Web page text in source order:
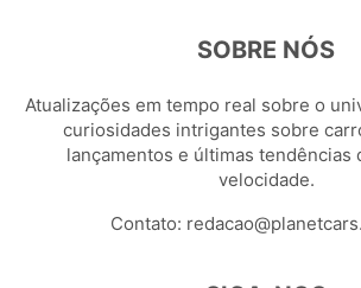
SOBRE NÓS
Atualizações em tempo real sobre o
curiosidades intrigantes sobre
lançamentos e últimas tendências
velocidade.
Contato: